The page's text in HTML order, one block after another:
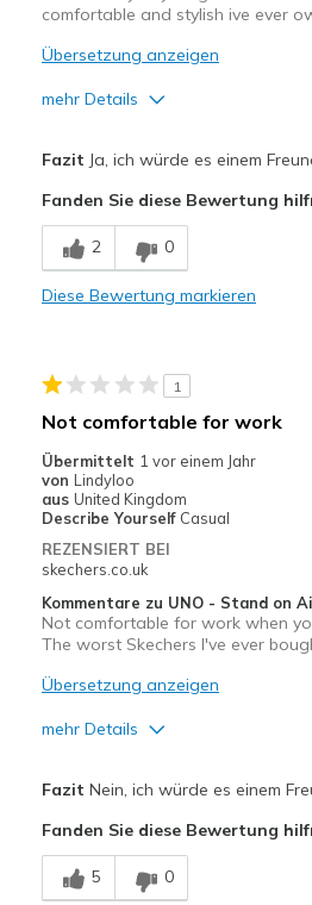
Breite
Größe
comfortable and stylish ive ever
Übersetzung anzeigen
mehr Details
Breathe Well
Comfortable
Geeignete Verwendung
Going Out
Travel
Width
Feels true to
View On Shoes
I'm Really Into
Fazit Ja, ich würde es einem
Fanden Sie diese Bewertung
2 0
Diese Bewertung markieren
1
Not comfortable for work
Übermittelt 1 vor einem Jahr
von Lindyloo
aus United Kingdom
Describe Yourself Casual
REZENSIERT BEI
skechers.co.uk
Kommentare zu UNO - Stand on
Not comfortable for work when
The worst Skechers I've ever
Übersetzung anzeigen
mehr Details
Nachteile
Poor Cushioning
Fazit Nein, ich würde es einem
Fanden Sie diese Bewertung
5 0